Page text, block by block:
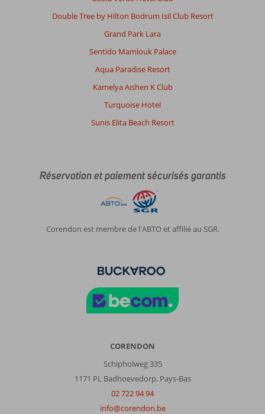
Double Tree by Hilton Bodrum Isil Club Resort
Grand Park Lara
Sentido Mamlouk Palace
Aqua Paradise Resort
Kamelya Aishen K Club
Turquoise Hotel
Sunis Elita Beach Resort
Réservation et paiement sécurisés garantis
Corendon est membre de l'ABTO et affilié au SGR.
CORENDON
Schipholweg 335
1171 PL Badhoevedorp, Pays-Bas
02 722 94 94
info@corendon.be